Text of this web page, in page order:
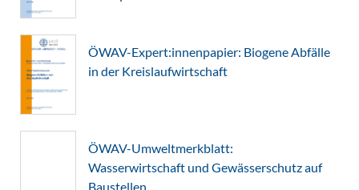
ÖWAV-Expert:innenpapier: Biogene Abfälle
in der Kreislaufwirtschaft
ÖWAV-Umweltmerkblatt:
Wasserwirtschaft und Gewässerschutz auf
Baustellen